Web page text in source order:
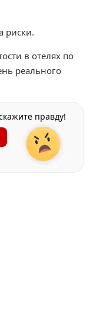
риски.
в отелях по
реального
правду!